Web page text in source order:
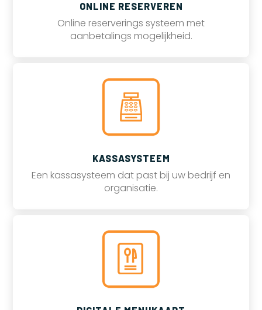
ONLINE RESERVEREN
Online reserverings systeem met
aanbetalings mogelijkheid.
KASSASYSTEEM
Een kassasysteem dat past bij uw bedrijf en
organisatie.